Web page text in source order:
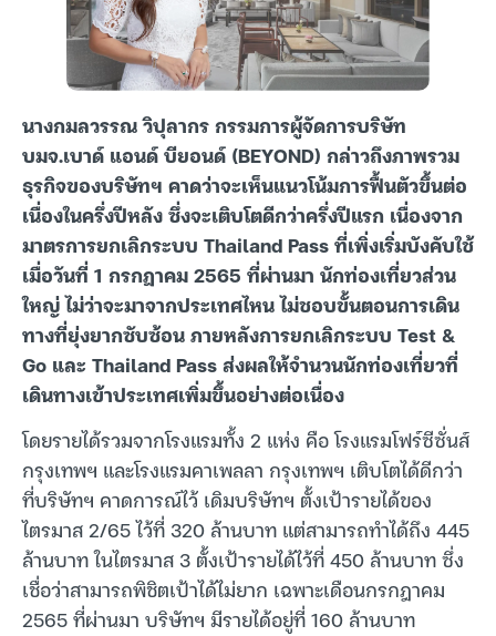
นางกมลวรรณ วิปุลากร กรรมการผู้จัดการบริษัท
บมจ.เบาด์ แอนด์ บียอนด์ (BEYOND) กล่าวถึงภาพรวม
ธุรกิจของบริษัทฯ คาดว่าจะเห็นแนวโน้มการฟื้นตัวขึ้นต่อ
เนื่องในครึ่งปีหลัง ซึ่งจะเติบโตดีกว่าครึ่งปีแรก เนื่องจาก
มาตรการยกเลิกระบบ Thailand Pass ที่เพิ่งเริ่มบังคับใช้
เมื่อวันที่ 1 กรกฎาคม 2565 ที่ผ่านมา นักท่องเที่ยวส่วน
ใหญ่ ไม่ว่าจะมาจากประเทศไหน ไม่ชอบขั้นตอนการเดิน
ทางที่ยุ่งยากซับซ้อน ภายหลังการยกเลิกระบบ Test &
Go และ Thailand Pass ส่งผลให้จำนวนนักท่องเที่ยวที่
เดินทางเข้าประเทศเพิ่มขึ้นอย่างต่อเนื่อง
โดยรายได้รวมจากโรงแรมทั้ง 2 แห่ง คือ โรงแรมโฟร์ซีซั่นส์
กรุงเทพฯ และโรงแรมคาเพลลา กรุงเทพฯ เติบโตได้ดีกว่า
ที่บริษัทฯ คาดการณ์ไว้ เดิมบริษัทฯ ตั้งเป้ารายได้ของ
ไตรมาส 2/65 ไว้ที่ 320 ล้านบาท แต่สามารถทำได้ถึง 445
ล้านบาท ในไตรมาส 3 ตั้งเป้ารายได้ไว้ที่ 450 ล้านบาท ซึ่ง
เชื่อว่าสามารถพิชิตเป้าได้ไม่ยาก เฉพาะเดือนกรกฎาคม
2565 ที่ผ่านมา บริษัทฯ มีรายได้อยู่ที่ 160 ล้านบาท